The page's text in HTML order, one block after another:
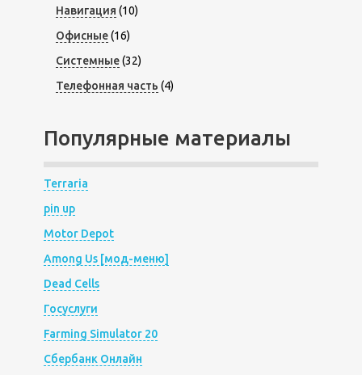
Навигация (10)
Офисные(16)
Системные(32)
Телефонная часть (4)
Популярные материалы
Terraria
pin up
Motor Depot
Among Us [мод-меню]
Dead Cells
Госуслуги
Farming Simulator 20
Сбербанк Онлайн